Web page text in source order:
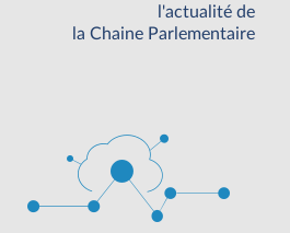
l'actualité de
la Chaine Parlementaire